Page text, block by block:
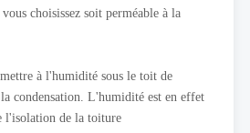
choisissez soit perméable à la
à l'humidité sous le toit de
condensation. L'humidité est en effet
l'isolation de la toiture